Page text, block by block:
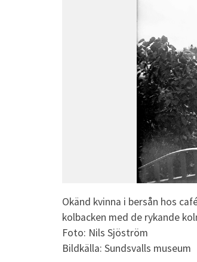
Okänd kvinna i bersån hos
kolbacken med de rykande
Foto: Nils Sjöström
Bildkälla: Sundsvalls museum